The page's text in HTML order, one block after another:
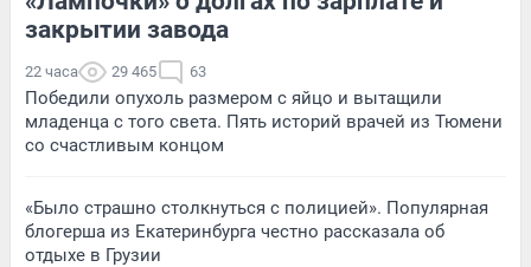
закрытии завода
22 часа 29 465 63
Победили опухоль размером с яйцо и вытащили
младенца с того света. Пять историй врачей из Тюмени
со счастливым концом
«Было страшно столкнуться с полицией». Популярная
блогерша из Екатеринбурга честно рассказала об
отдыхе в Грузии